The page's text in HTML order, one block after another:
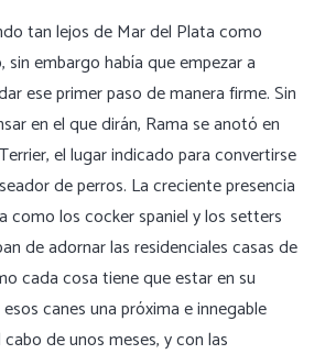
tan lejos de Mar del Plata como
sin embargo había que empezar a
ese primer paso de manera firme. Sin
en el que dirán, Rama se anotó en
el lugar indicado para convertirse
de perros. La creciente presencia
como los cocker spaniel y los setters
de adornar las residenciales casas de
cada cosa tiene que estar en su
canes una próxima e innegable
de unos meses, y con las